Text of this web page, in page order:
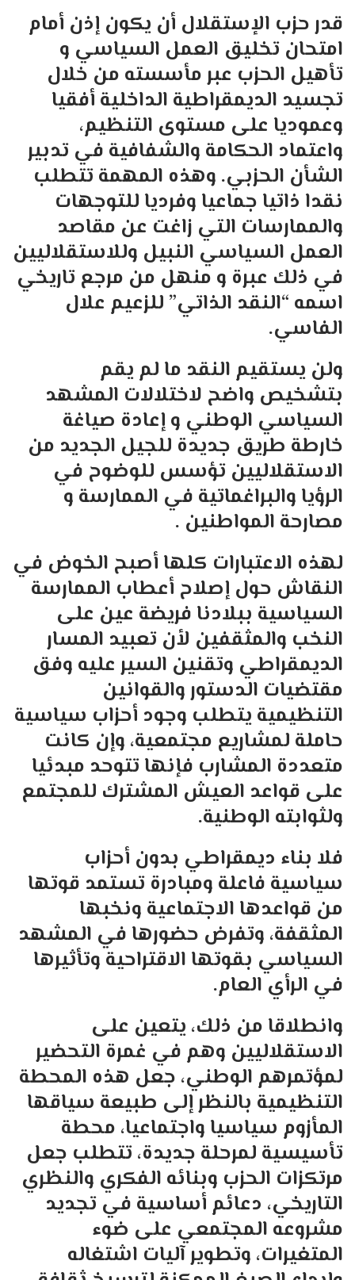
قدر حزب الإستقلال أن يكون إذن أمام
امتحان تخليق العمل السياسي و
تأهيل الحزب عبر مأسسته من خلال
تجسيد الديمقراطية الداخلية أفقيا
وعموديا على مستوى التنظيم،
واعتماد الحكامة والشفافية في تدبير
الشأن الحزبي. وهذه المهمة تتطلب
نقدا ذاتيا جماعيا وفرديا للتوجهات
والممارسات التي زاغت عن مقاصد
العمل السياسي النبيل وللاستقلاليين
في ذلك عبرة و منهل من مرجع تاريخي
اسمه “النقد الذاتي” للزعيم علال
الفاسي.
ولن يستقيم النقد ما لم يقم
بتشخيص واضح لاختلالات المشهد
السياسي الوطني و إعادة صياغة
خارطة طريق جديدة للجيل الجديد من
الاستقلاليين تؤسس للوضوح في
الرؤيا والبراغماتية في الممارسة و
مصارحة المواطنين .
لهذه الاعتبارات كلها أصبح الخوض في
النقاش حول إصلاح أعطاب الممارسة
السياسية ببلادنا فريضة عين على
النخب والمثقفين لأن تعبيد المسار
الديمقراطي وتقنين السير عليه وفق
مقتضيات الدستور والقوانين
التنظيمية يتطلب وجود أحزاب سياسية
حاملة لمشاريع مجتمعية، وإن كانت
متعددة المشارب فإنها تتوحد مبدئيا
على قواعد العيش المشترك للمجتمع
ولثوابته الوطنية.
فلا بناء ديمقراطي بدون أحزاب
سياسية فاعلة ومبادرة تستمد قوتها
من قواعدها الاجتماعية ونخبها
المثقفة، وتفرض حضورها في المشهد
السياسي بقوتها الاقتراحية وتأثيرها
في الرأي العام.
وانطلاقا من ذلك، يتعين على
الاستقلاليين وهم في غمرة التحضير
لمؤتمرهم الوطني، جعل هذه المحطة
التنظيمية بالنظر إلى طبيعة سياقها
المأزوم سياسيا واجتماعيا، محطة
تأسيسية لمرحلة جديدة، تتطلب جعل
مرتكزات الحزب وبنائه الفكري والنظري
التاريخي، دعائم أساسية في تجديد
مشروعه المجتمعي على ضوء
المتغيرات، وتطوير آليات اشتغاله